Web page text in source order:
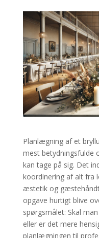
Planlægning af et
mest betydningsfulde
kan tage på sig. Det
koordinering af alt fra
æstetik og
opgave hurtigt blive
spørgsmålet: Skal
eller er det mere
planlægningen til